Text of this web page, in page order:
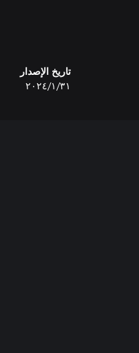
تاريخ الإصدار
٣١‏/١‏/٢٠٢٤